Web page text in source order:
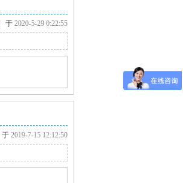
于 2020-5-29 0:22:55
于 2019-7-15 12:12:50